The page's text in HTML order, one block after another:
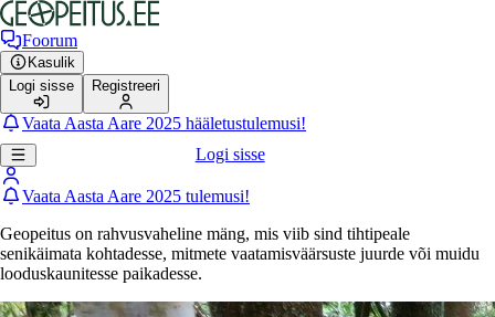
Foorum
Kasulik
Logi sisse
Registreeri
Vaata Aasta Aare 2025 hääletustulemusi!
Logi sisse
Vaata Aasta Aare 2025 tulemusi!
Geopeitus on rahvusvaheline mäng, mis viib sind tihtipeale
senikäimata kohtadesse, mitmete vaatamisväärsuste juurde või muidu
looduskaunitesse paikadesse.